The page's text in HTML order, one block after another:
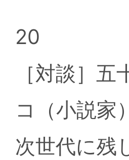
20
［対談］
コ（小説家）
次世代に